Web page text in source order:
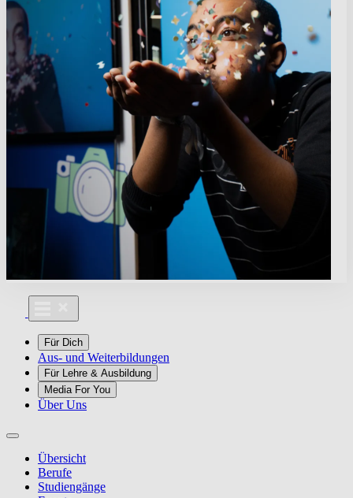
Für Dich
Aus- und Weiterbildungen
Für Lehre & Ausbildung
Media For You
Über Uns
Übersicht
Berufe
Studiengänge